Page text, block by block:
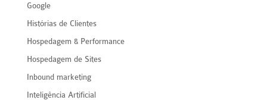
Google
Histórias de Clientes
Hospedagem & Performance
Hospedagem de Sites
Inbound marketing
Inteligência Artificial